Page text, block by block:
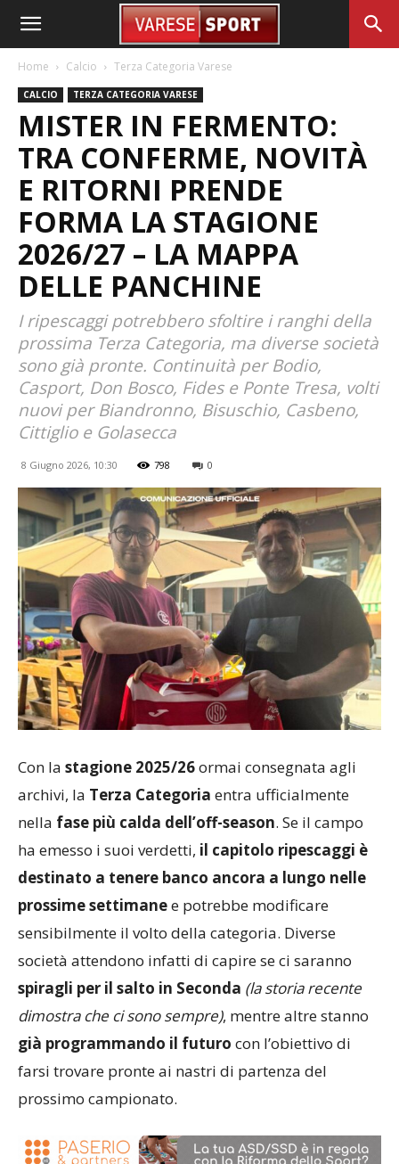
Home Calcio Terza Categoria Varese
CALCIO TERZA CATEGORIA VARESE
MISTER IN FERMENTO:
TRA CONFERME, NOVITÀ
E RITORNI PRENDE
FORMA LA STAGIONE
2026/27 – LA MAPPA
DELLE PANCHINE
I ripescaggi potrebbero sfoltire i ranghi della
prossima Terza Categoria, ma diverse società
sono già pronte. Continuità per Bodio,
Casport, Don Bosco, Fides e Ponte Tresa, volti
nuovi per Biandronno, Bisuschio, Casbeno,
Cittiglio e Golasecca
8 Giugno 2026, 10:30 798 0
Con la stagione 2025/26ormai consegnata agli
archivi, la Terza Categoria entra ufficialmente
nella fase più calda dell’off-season. Se il campo
ha emesso i suoi verdetti, il capitolo ripescaggi è
destinato a tenere banco ancora a lungo nelle
prossime settimanee potrebbe modificare
sensibilmente il volto della categoria. Diverse
società attendono infatti di capire se ci saranno
spiragli per il salto in Seconda (la storia recente
dimostra che ci sono sempre), mentre altre stanno
già programmando il futuro con l’obiettivo di
farsi trovare pronte ai nastri di partenza del
prossimo campionato.